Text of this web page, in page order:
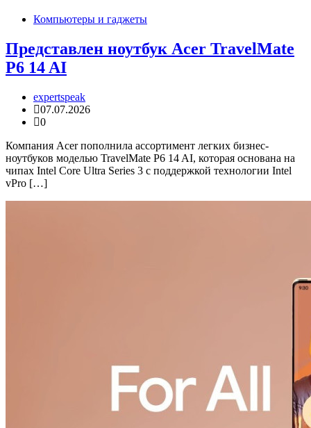
Компьютеры и гаджеты
Представлен ноутбук Acer TravelMate
P6 14 AI
expertspeak
07.07.2026
0
Компания Acer пополнила ассортимент легких бизнес-
ноутбуков моделью TravelMate P6 14 AI, которая основана на
чипах Intel Core Ultra Series 3 с поддержкой технологии Intel
vPro […]